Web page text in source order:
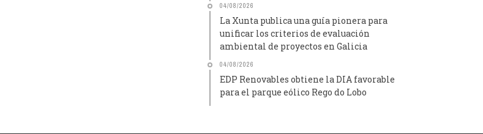
04/08/2026
La Xunta publica una guía pionera para
unificar los criterios de evaluación
ambiental de proyectos en Galicia
04/08/2026
EDP Renovables obtiene la DIA favorable
para el parque eólico Rego do Lobo